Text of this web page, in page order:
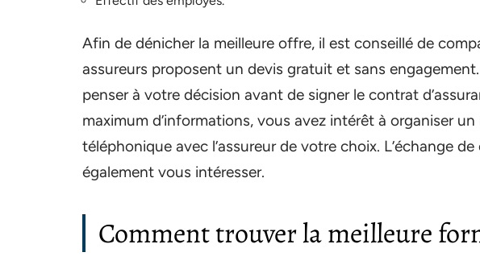
Afin de dénicher la meilleure offre, il est conseillé de
assureurs proposent un devis gratuit et sans
penser à votre décision avant de signer le contrat
maximum d’informations, vous avez intérêt à organiser
téléphonique avec l’assureur de votre choix. L’échange
également vous intéresser.
Comment trouver la meilleure